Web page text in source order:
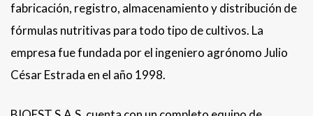
fabricación, registro, almacenamiento y distribución de
fórmulas nutritivas para todo tipo de cultivos. La
empresa fue fundada por el ingeniero agrónomo Julio
César Estrada en el año 1998.